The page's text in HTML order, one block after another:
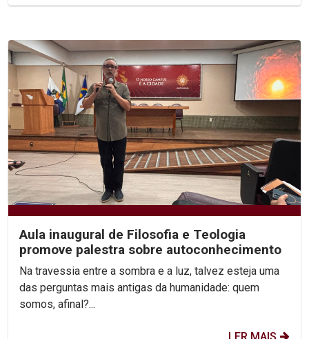
Aula inaugural de Filosofia e Teologia
promove palestra sobre autoconhecimento
Na travessia entre a sombra e a luz, talvez esteja uma
das perguntas mais antigas da humanidade: quem
somos, afinal?...
LER MAIS